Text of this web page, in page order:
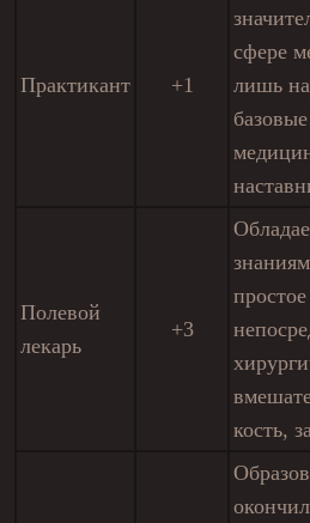
Практикант +1
сфере
лишь
Полевой
лекарь
+3
кость,